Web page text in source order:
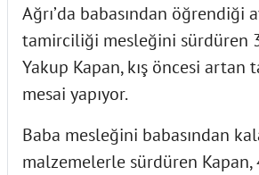
Ağrı’da babasından öğrendiği
tamirciliği mesleğini sürdüren
Yakup Kapan, kış öncesi artan
mesai yapıyor.
Baba mesleğini babasından
malzemelerle sürdüren Kapan,